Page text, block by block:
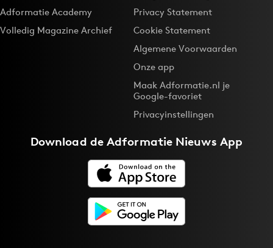
Adformatie Academy
Volledig Magazine Archief
Privacy Statement
Cookie Statement
Algemene Voorwaarden
Onze app
Maak Adformatie.nl je
Google-favoriet
Privacyinstellingen
Download deAdformatie Nieuws App